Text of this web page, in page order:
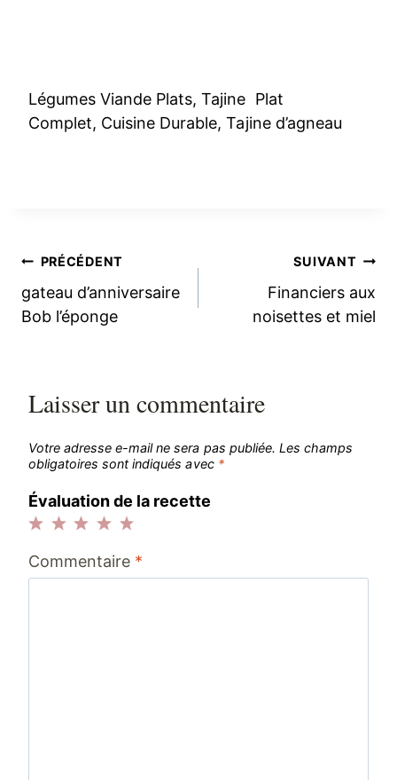
Légumes Viande Plats, Tajine Plat
Complet, Cuisine Durable, Tajine d’agneau
Navigation
de
PRÉCÉDENT
gateau d’anniversaire
Bob l’éponge
SUIVANT
Financiers aux
noisettes et miel
Laisser un commentaire
Votre adresse e-mail ne sera pas publiée. Les champs
obligatoires sont indiqués avec *
Évaluation de la recette
étoiles
étoiles
étoiles
étoiles
étoile
Commentaire *